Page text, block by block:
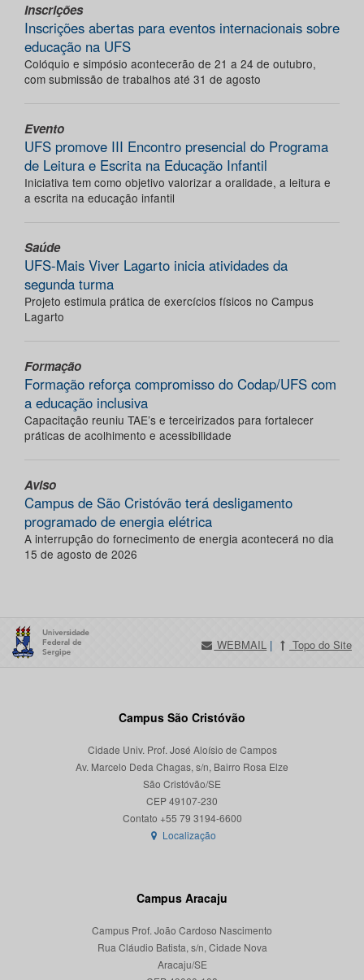
Inscrições
Inscrições abertas para eventos internacionais sobre
educação na UFS
Colóquio e simpósio acontecerão de 21 a 24 de outubro,
com submissão de trabalhos até 31 de agosto
Evento
UFS promove III Encontro presencial do Programa
de Leitura e Escrita na Educação Infantil
Iniciativa tem como objetivo valorizar a oralidade, a leitura e
a escrita na educação infantil
Saúde
UFS-Mais Viver Lagarto inicia atividades da
segunda turma
Projeto estimula prática de exercícios físicos no Campus
Lagarto
Formação
Formação reforça compromisso do Codap/UFS com
a educação inclusiva
Capacitação reuniu TAE’s e terceirizados para fortalecer
práticas de acolhimento e acessibilidade
Aviso
Campus de São Cristóvão terá desligamento
programado de energia elétrica
A interrupção do fornecimento de energia acontecerá no dia
15 de agosto de 2026
WEBMAIL | Topo do Site
Campus São Cristóvão
Cidade Univ. Prof. José Aloísio de Campos
Av. Marcelo Deda Chagas, s/n, Bairro Rosa Elze
São Cristóvão/SE
CEP 49107-230
Localização
Campus Aracaju
Campus Prof. João Cardoso Nascimento
Rua Cláudio Batista, s/n, Cidade Nova
Aracaju/SE